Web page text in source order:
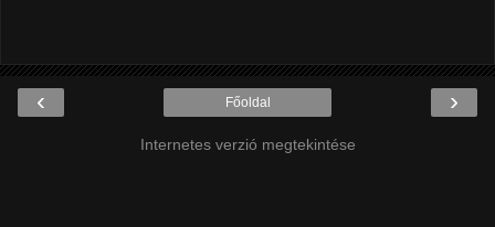
‹ ›
Főoldal
Internetes verzió megtekintése